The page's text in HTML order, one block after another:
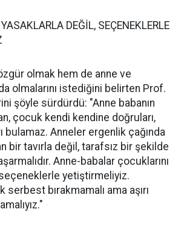
DEĞİL, SEÇENEKLERLE
olmak hem de anne ve
olmalarını istediğini belirten Prof.
şöyle sürdürdü: "Anne babanın
çocuk kendi kendine doğruları,
bulamaz. Anneler ergenlik çağında
bir tavırla değil, tarafsız bir şekilde
Anne-babalar çocuklarını
yetiştirmeliyiz.
serbest bırakmamalı ama aşırı